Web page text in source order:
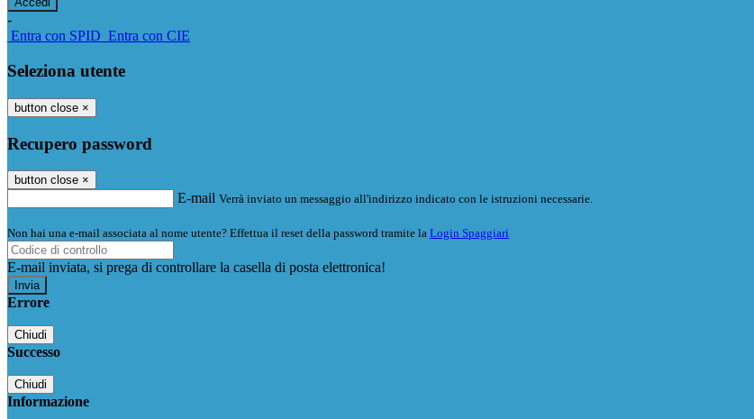
-
Entra con SPID Entra con CIE
Seleziona utente
button close ×
Recupero password
button close ×
E-mail Verrà inviato un messaggio all'indirizzo indicato con le istruzioni necessarie.
Non hai una e-mail associata al nome utente? Effettua il reset della password tramite la Login Spaggiari
E-mail inviata, si prega di controllare la casella di posta elettronica!
Errore
Chiudi
Successo
Chiudi
Informazione